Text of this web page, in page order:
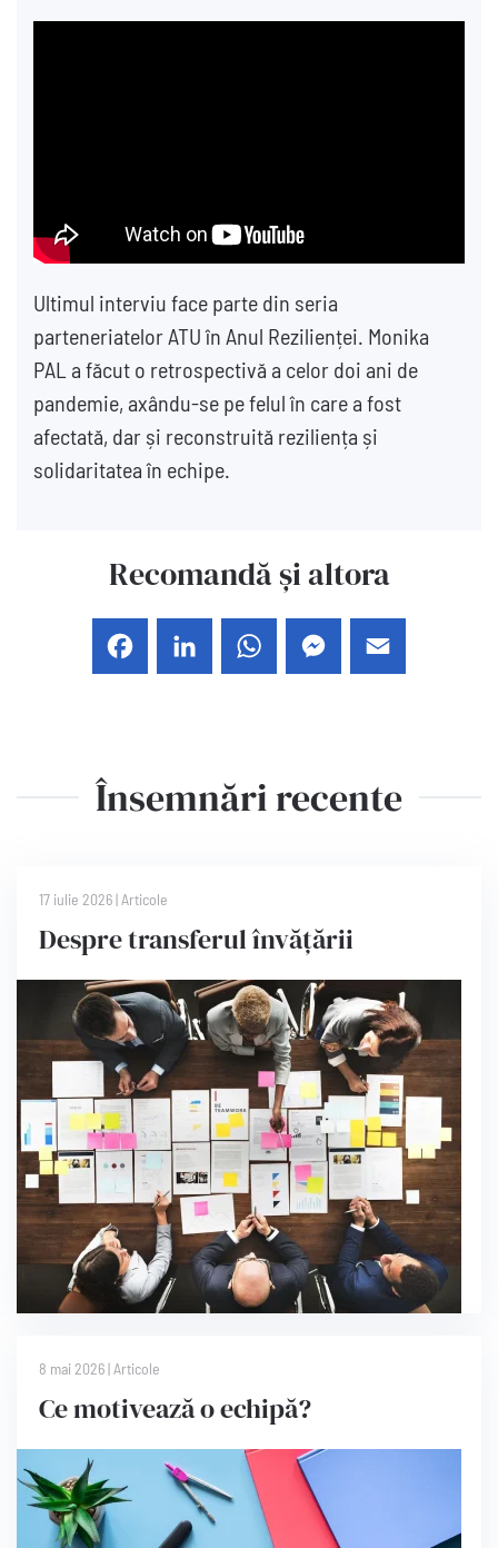
Ultimul interviu face parte din seria
parteneriatelor ATU în Anul Rezilienței. Monika
PAL a făcut o retrospectivă a celor doi ani de
pandemie, axându-se pe felul în care a fost
afectată, dar și reconstruită reziliența și
solidaritatea în echipe.
Recomandă și altora
Facebook LinkedIn WhatsApp Messenger
Însemnări recente
17 iulie 2026|Articole
Despre transferul învățării
8 mai 2026|Articole
Ce motivează o echipă?